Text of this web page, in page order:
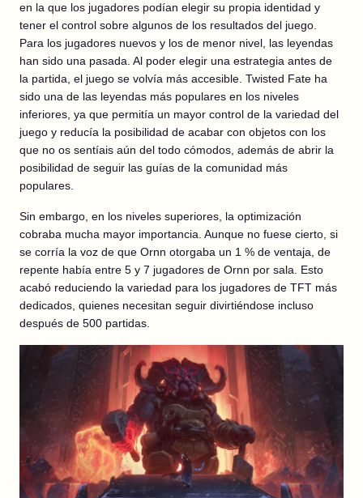
en la que los jugadores podían elegir su propia identidad y
tener el control sobre algunos de los resultados del juego.
Para los jugadores nuevos y los de menor nivel, las leyendas
han sido una pasada. Al poder elegir una estrategia antes de
la partida, el juego se volvía más accesible. Twisted Fate ha
sido una de las leyendas más populares en los niveles
inferiores, ya que permitía un mayor control de la variedad del
juego y reducía la posibilidad de acabar con objetos con los
que no os sentíais aún del todo cómodos, además de abrir la
posibilidad de seguir las guías de la comunidad más
populares.
Sin embargo, en los niveles superiores, la optimización
cobraba mucha mayor importancia. Aunque no fuese cierto, si
se corría la voz de que Ornn otorgaba un 1 % de ventaja, de
repente había entre 5 y 7 jugadores de Ornn por sala. Esto
acabó reduciendo la variedad para los jugadores de TFT más
dedicados, quienes necesitan seguir divirtiéndose incluso
después de 500 partidas.